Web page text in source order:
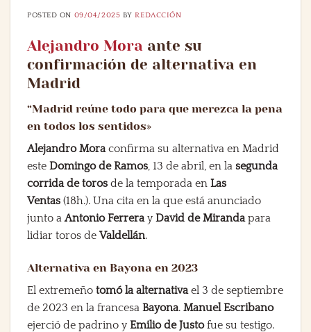
POSTED ON 09/04/2025 BYREDACCIÓN
Alejandro Mora ante su
confirmación de alternativa en
Madrid
“Madrid reúne todo para que merezca la pena
en todos los sentidos»
Alejandro Moraconfirma su alternativa en Madrid
este Domingo de Ramos, 13 de abril, en la segunda
corrida de toros de la temporada en Las
Ventas (18h.). Una cita en la que está anunciado
junto aAntonio Ferreray David de Mirandapara
lidiar toros deValdellán.
Alternativa en Bayona en 2023
El extremeño tomó la alternativael 3 de septiembre
de 2023 en la francesa Bayona. Manuel Escribano
ejerció de padrino y Emilio de Justofue su testigo.